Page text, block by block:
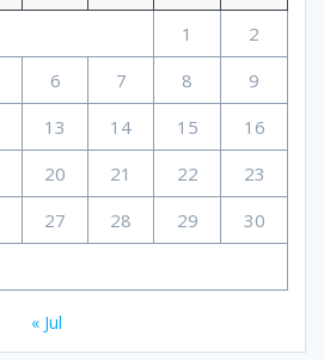
1
2
6 7 8
9
13 14 15
16
20 21 22
23
27 28 29
30
« Jul